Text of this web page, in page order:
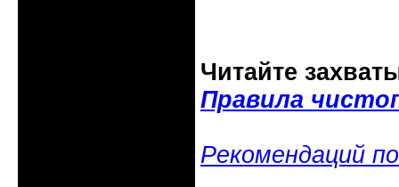
Читайте
Правила
Рекомендаций